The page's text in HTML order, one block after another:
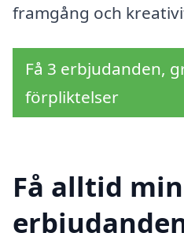
framgång och
Få 3 erbjudanden,
förpliktelser
Få alltid